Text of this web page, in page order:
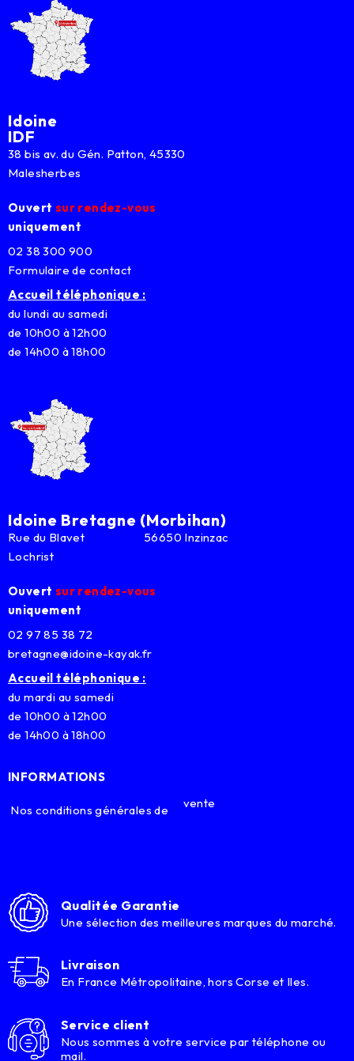
Idoine
IDF
38 bis av. du Gén. Patton, 45330
Malesherbes
Ouvert sur rendez-vous
uniquement
02 38 300 900
Formulaire de contact
Accueil téléphonique :
du lundi au samedi
de 10h00 à 12h00
de 14h00 à 18h00
Idoine Bretagne (Morbihan)
Rue du Blavet 56650 Inzinzac
Lochrist
Ouvert sur rendez-vous
uniquement
02 97 85 38 72
bretagne@idoine-kayak.fr
Accueil téléphonique :
du mardi au samedi
de 10h00 à 12h00
de 14h00 à 18h00
INFORMATIONS
Nos conditions générales de vente
Qualitée Garantie
Une sélection des meilleures marques du marché.
Livraison
En France Métropolitaine, hors Corse et Iles.
Service client
Nous sommes à votre service par téléphone ou
mail.